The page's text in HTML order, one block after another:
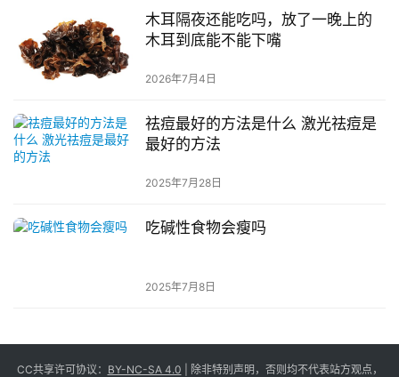
木耳隔夜还能吃吗，放了一晚上的
木耳到底能不能下嘴
2026年7月4日
祛痘最好的方法是什么 激光祛痘是
最好的方法
2025年7月28日
吃碱性食物会瘦吗
2025年7月8日
CC共享许可协议： BY-NC-SA 4.0 | 除非特别声明，否则均不代表站方观点，